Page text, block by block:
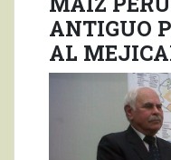
ANTIGUO
AL